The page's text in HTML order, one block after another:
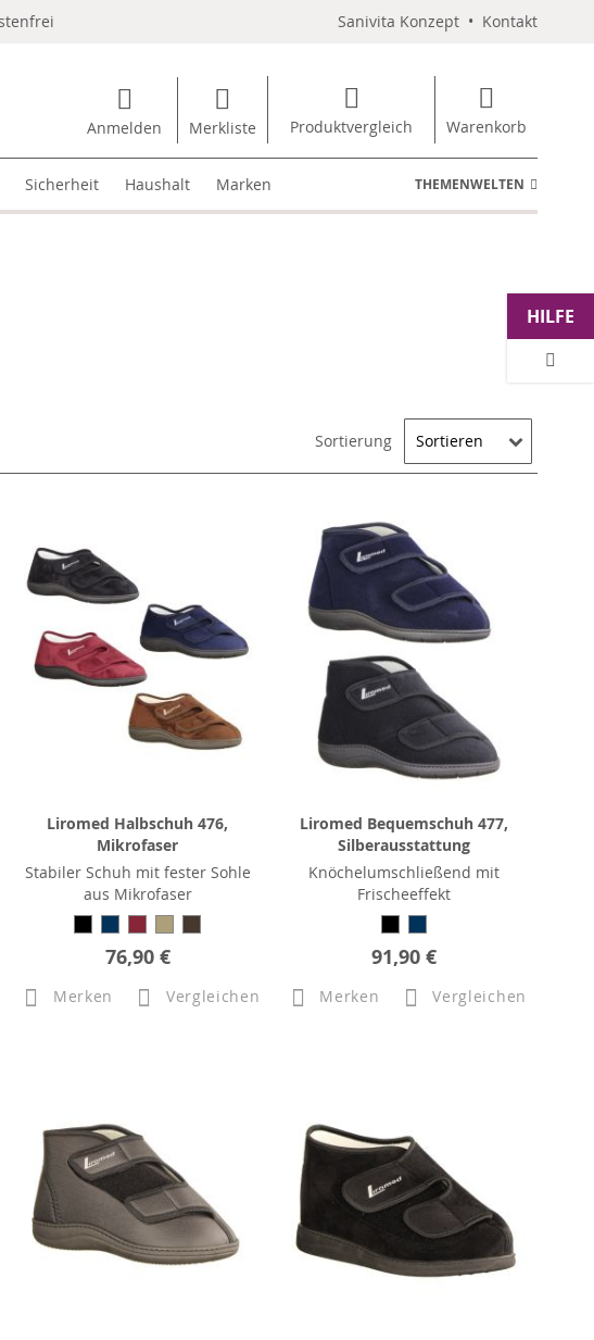
Sanivita Konzept • Kontakt
Anmelden Merkliste Produktvergleich Warenkorb
Sicherheit Haushalt Marken THEMENWELTEN
Sortierung
Liromed Halbschuh 476,
Mikrofaser
Stabiler Schuh mit fester Sohle
aus Mikrofaser
76,90 €
Merken Vergleichen
Liromed Bequemschuh 477,
Silberausstattung
Knöchelumschließend mit
Frischeeffekt
91,90 €
Merken Vergleichen
HILFE